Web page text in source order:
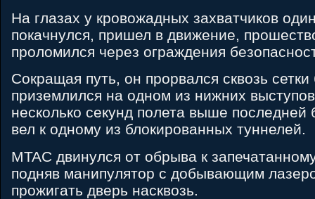
На глазах у кровожадных захватчиков
покачнулся, пришел в движение,
проломился через ограждения
Сокращая путь, он прорвался сквозь
приземлился на одном из нижних
несколько секунд полета выше последней
вел к одному из блокированных туннелей.
MTAC двинулся от обрыва к
подняв манипулятор с добывающим
прожигать дверь насквозь.